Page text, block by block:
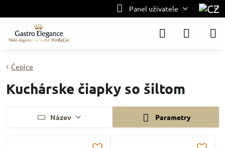
Panel uživatele
Čepice
Kuchárske čiapky so šiltom
Název Parametry